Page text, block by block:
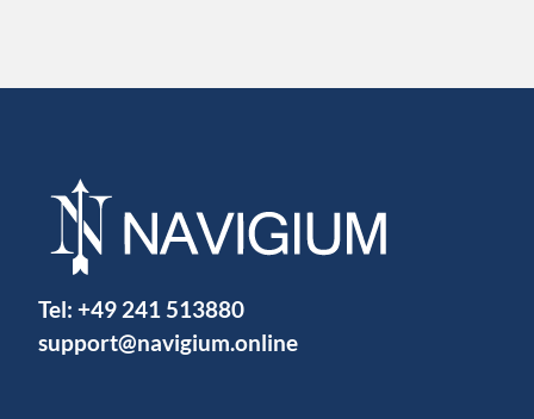
Tel: +49 241 513880
support@navigium.online